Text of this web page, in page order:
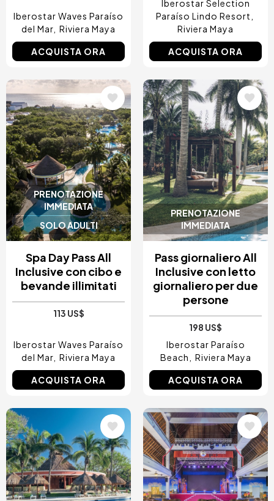
Iberostar Waves Paraíso
del Mar Riviera Maya
ACQUISTA ORA
Iberostar Selection
Paraíso Lindo Resort
Riviera Maya
ACQUISTA ORA
PRENOTAZIONE
IMMEDIATA
SOLO ADULTI
Immagine
Spa Day Pass All
Inclusive con cibo e
bevande illimitati
113 US$
Iberostar Waves Paraíso
del Mar Riviera Maya
ACQUISTA ORA
PRENOTAZIONE
IMMEDIATA
Immagine
Pass giornaliero All
Inclusive con letto
giornaliero per due
persone
198 US$
Iberostar Paraíso
Beach
Riviera Maya
ACQUISTA ORA
Immagine Immagine